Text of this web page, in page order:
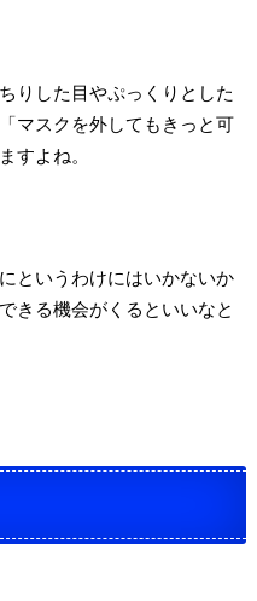
りした目やぷっくりとした
マスクを外してもきっと可
すよね。
というわけにはいかないか
きる機会がくるといいなと